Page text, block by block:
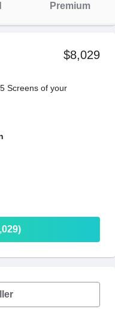
Premium
$8,029
Screens of your